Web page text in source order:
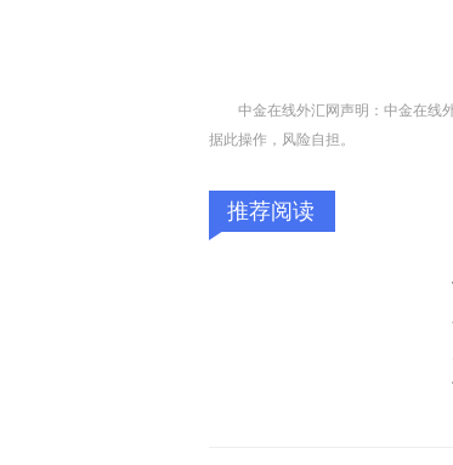
中金在线外汇网声明：中金在线
据此操作，风险自担。
推荐阅读